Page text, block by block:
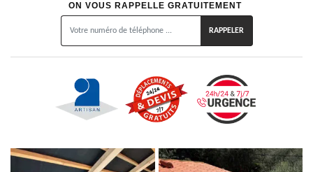
ON VOUS RAPPELLE GRATUITEMENT